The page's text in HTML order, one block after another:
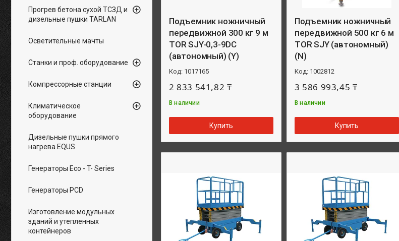
Подъемник ножничный
передвижной 300 кг 9 м
TOR SJY-0,3-9DC
(автономный) (Y)
1017165
2 833 541,82 ₸
В наличии
Купить
Подъемник ножничный
передвижной 500 кг 6 м
TOR SJY (автономный)
(N)
1002812
3 586 993,45 ₸
В наличии
Купить
Прогрев бетона сухой ТСЗД и
дизельные пушки TARLAN
Осветительные мачты
Станки и проф. оборудование
Компрессорные станции
Климатическое
оборудование
Дизельные пушки прямого
нагрева EQUS
Генераторы Eco - T- Series
Генераторы PCD
Изготовление модульных
зданий и утепленных
контейнеров